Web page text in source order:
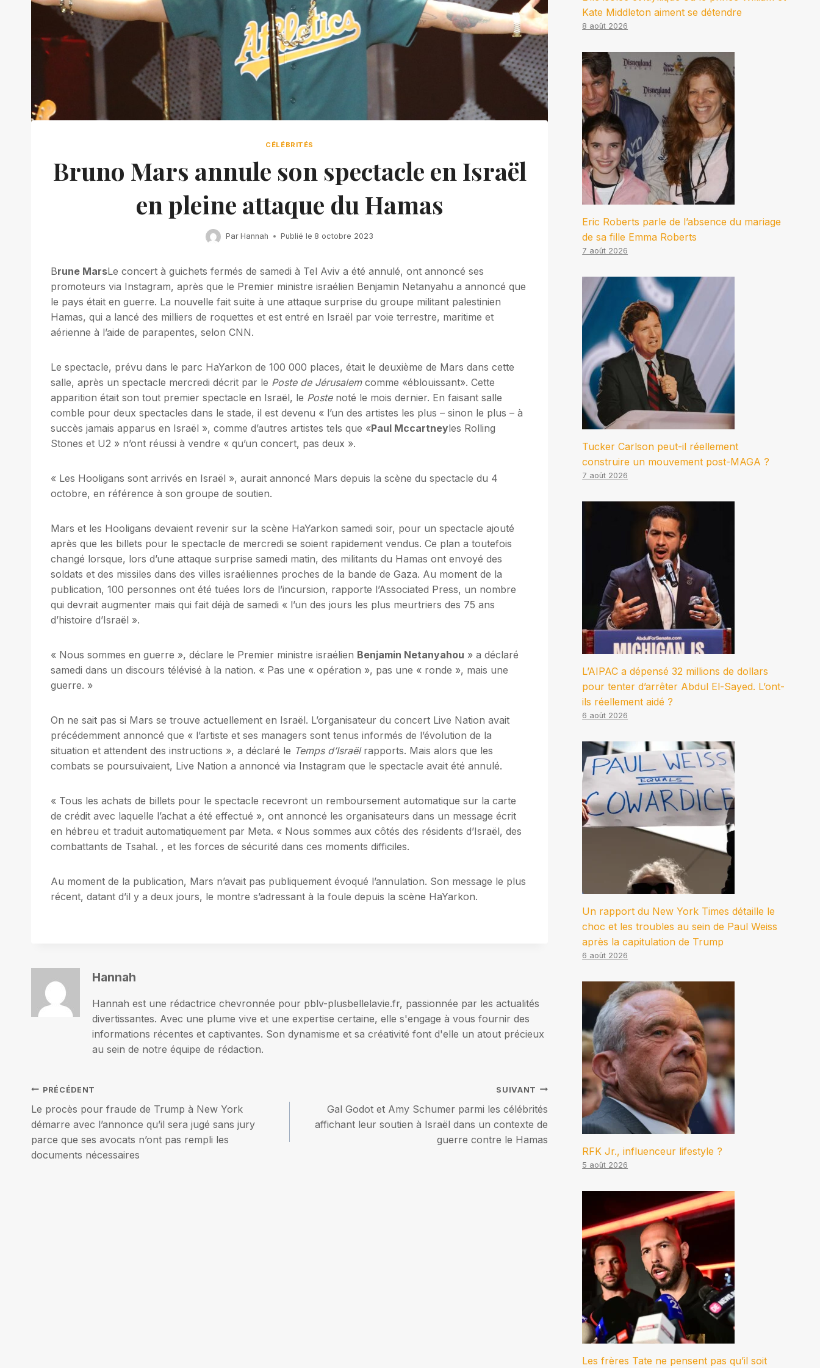
CÉLÉBRITÉS
Bruno Mars annule son spectacle en Israël
en pleine attaque du Hamas
Par Hannah Publié le 8 octobre 2023
Brune MarsLe concert à guichets fermés de samedi à Tel Aviv a été annulé, ont annoncé ses
promoteurs via Instagram, après que le Premier ministre israélien Benjamin Netanyahu a annoncé que
le pays était en guerre. La nouvelle fait suite à une attaque surprise du groupe militant palestinien
Hamas, qui a lancé des milliers de roquettes et est entré en Israël par voie terrestre, maritime et
aérienne à l’aide de parapentes, selon CNN.
Le spectacle, prévu dans le parc HaYarkon de 100 000 places, était le deuxième de Mars dans cette
salle, après un spectacle mercredi décrit par le Poste de Jérusalemcomme «éblouissant». Cette
apparition était son tout premier spectacle en Israël, le Postenoté le mois dernier. En faisant salle
comble pour deux spectacles dans le stade, il est devenu « l’un des artistes les plus – sinon le plus – à
succès jamais apparus en Israël », comme d’autres artistes tels que «Paul Mccartneyles Rolling
Stones et U2 » n’ont réussi à vendre « qu’un concert, pas deux ».
« Les Hooligans sont arrivés en Israël », aurait annoncé Mars depuis la scène du spectacle du 4
octobre, en référence à son groupe de soutien.
Mars et les Hooligans devaient revenir sur la scène HaYarkon samedi soir, pour un spectacle ajouté
après que les billets pour le spectacle de mercredi se soient rapidement vendus. Ce plan a toutefois
changé lorsque, lors d’une attaque surprise samedi matin, des militants du Hamas ont envoyé des
soldats et des missiles dans des villes israéliennes proches de la bande de Gaza. Au moment de la
publication, 100 personnes ont été tuées lors de l’incursion, rapporte l’Associated Press, un nombre
qui devrait augmenter mais qui fait déjà de samedi « l’un des jours les plus meurtriers des 75 ans
d’histoire d’Israël ».
« Nous sommes en guerre », déclare le Premier ministre israélien Benjamin Netanyahou » a déclaré
samedi dans un discours télévisé à la nation. « Pas une « opération », pas une « ronde », mais une
guerre. »
On ne sait pas si Mars se trouve actuellement en Israël. L’organisateur du concert Live Nation avait
précédemment annoncé que « l’artiste et ses managers sont tenus informés de l’évolution de la
situation et attendent des instructions », a déclaré le Temps d’Israëlrapports. Mais alors que les
combats se poursuivaient, Live Nation a annoncé via Instagram que le spectacle avait été annulé.
« Tous les achats de billets pour le spectacle recevront un remboursement automatique sur la carte
de crédit avec laquelle l’achat a été effectué », ont annoncé les organisateurs dans un message écrit
en hébreu et traduit automatiquement par Meta. « Nous sommes aux côtés des résidents d’Israël, des
combattants de Tsahal. , et les forces de sécurité dans ces moments difficiles.
Au moment de la publication, Mars n’avait pas publiquement évoqué l’annulation. Son message le plus
récent, datant d’il y a deux jours, le montre s’adressant à la foule depuis la scène HaYarkon.
Hannah
Hannah est une rédactrice chevronnée pour pblv-plusbellelavie.fr, passionnée par les actualités
divertissantes. Avec une plume vive et une expertise certaine, elle s'engage à vous fournir des
informations récentes et captivantes. Son dynamisme et sa créativité font d'elle un atout précieux
au sein de notre équipe de rédaction.
Navigation
de
l’article
PRÉCÉDENT
Le procès pour fraude de Trump à New York
démarre avec l’annonce qu’il sera jugé sans jury
parce que ses avocats n’ont pas rempli les
documents nécessaires
SUIVANT
Gal Godot et Amy Schumer parmi les célébrités
affichant leur soutien à Israël dans un contexte de
guerre contre le Hamas
Kate Middleton aiment se détendre
8 août 2026
Eric Roberts parle de l’absence du mariage
de sa fille Emma Roberts
7 août 2026
Tucker Carlson peut-il réellement
construire un mouvement post-MAGA ?
7 août 2026
L’AIPAC a dépensé 32 millions de dollars
pour tenter d’arrêter Abdul El-Sayed. L’ont-
ils réellement aidé ?
6 août 2026
Un rapport du New York Times détaille le
choc et les troubles au sein de Paul Weiss
après la capitulation de Trump
6 août 2026
RFK Jr., influenceur lifestyle ?
5 août 2026
Les frères Tate ne pensent pas qu’il soit